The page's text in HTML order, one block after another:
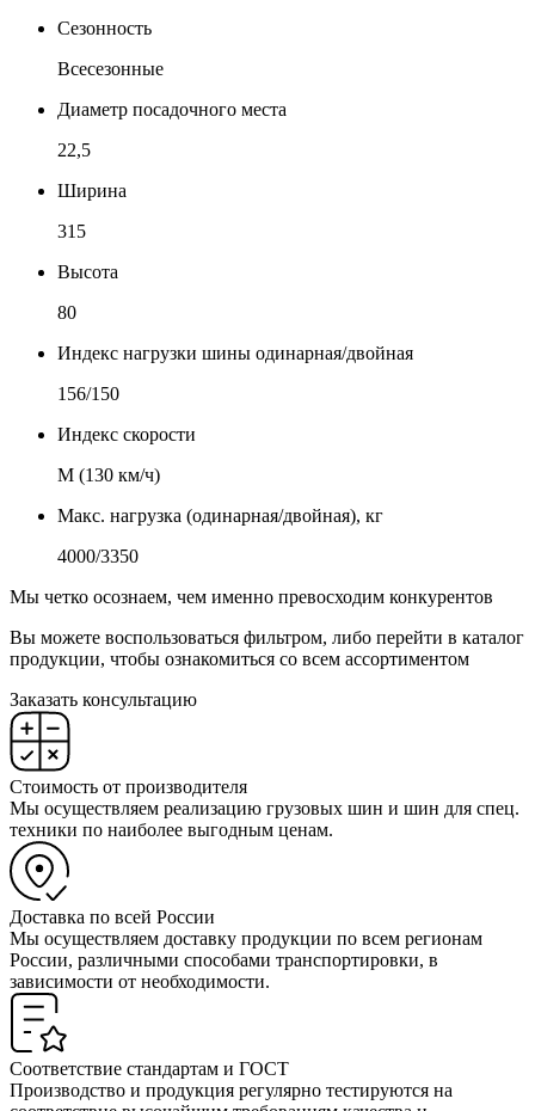
Сезонность
Всесезонные
Диаметр посадочного места
22,5
Ширина
315
Высота
80
Индекс нагрузки шины одинарная/двойная
156/150
Индекс скорости
М (130 км/ч)
Макс. нагрузка (одинарная/двойная), кг
4000/3350
Мы четко осознаем, чем именно превосходим конкурентов
Вы можете воспользоваться фильтром, либо перейти в каталог
продукции, чтобы ознакомиться со всем ассортиментом
Заказать консультацию
Стоимость от производителя
Мы осуществляем реализацию грузовых шин и шин для спец.
техники по наиболее выгодным ценам.
Доставка по всей России
Мы осуществляем доставку продукции по всем регионам
России, различными способами транспортировки, в
зависимости от необходимости.
Соответствие стандартам и ГОСТ
Производство и продукция регулярно тестируются на